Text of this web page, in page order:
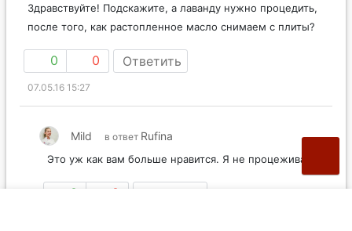
Здравствуйте! Подскажите, а лаванду нужно процедить,
после того, как растопленное масло снимаем с плиты?
0 0 Ответить
07.05.16 15:27
Mild в ответ Rufina
Это уж как вам больше нравится. Я не процеживала.
0 0